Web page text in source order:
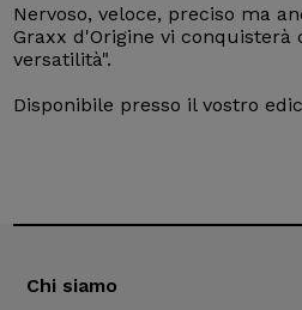
Nervoso, veloce, preciso ma
Graxx d'Origine vi conquisterà
versatilità".
Disponibile presso il vostro
Chi siamo